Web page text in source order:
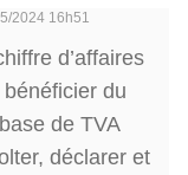
2024 16h51
d’affaires
du
de TVA
déclarer et